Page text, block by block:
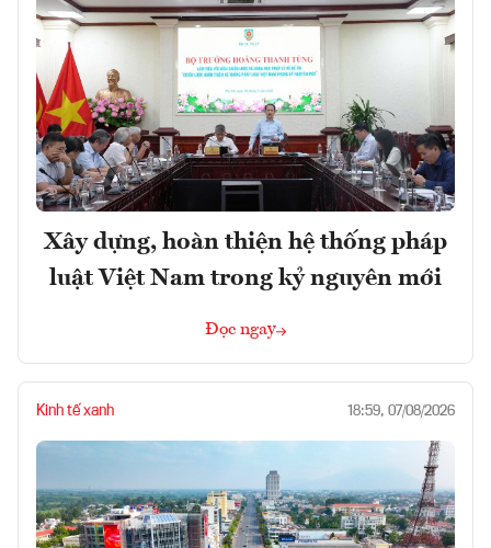
Xây dựng, hoàn thiện hệ thống pháp
luật Việt Nam trong kỷ nguyên mới
Đọc ngay
Kinh tế xanh 18:59, 07/08/2026